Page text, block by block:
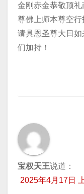
金刚赤金恭敬顶
尊佛上师本尊空
请具恩圣尊大日
们加持！
宝权天王说道：
2025年4月17日